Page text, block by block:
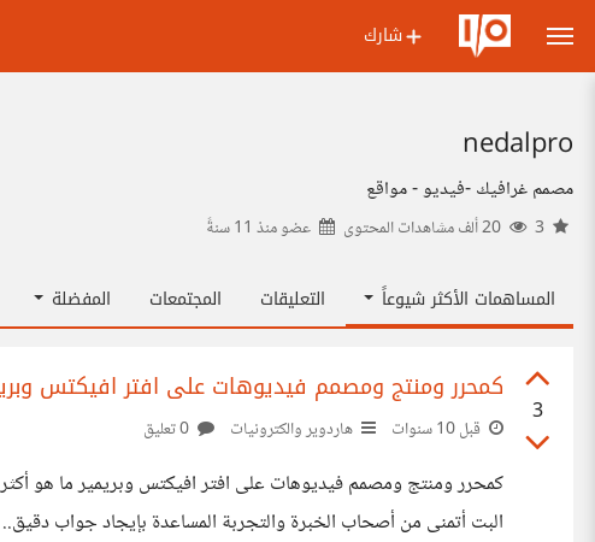
شارك
nedalpro
مصمم غرافيك -فيديو - مواقع
عضو منذ 11 سنةً
المساهمات الأكثر شيوعاً التعليقات المجتمعات المفضلة
3
كمحرر ومنتج ومصمم فيديوهات على افتر افيكتس
قبل 10 سنوات هاردوير والكترونيات
كمحرر ومنتج ومصمم فيديوهات على افتر افيكتس وبريمير ما هو
البت أتمنى من أصحاب الخبرة والتجربة المساعدة بإيجاد جواب دقيق..